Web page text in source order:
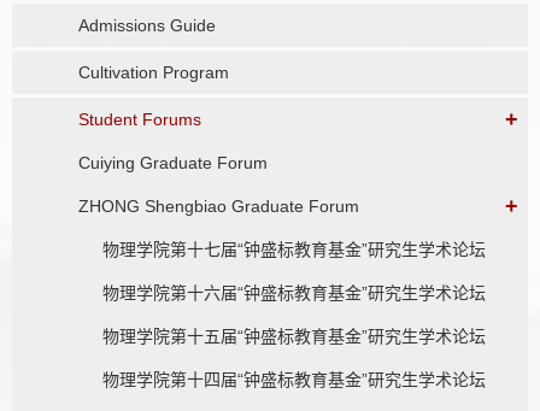
Admissions Guide
Cultivation Program
Student Forums +
Cuiying Graduate Forum
ZHONG Shengbiao Graduate Forum +
物理学院第十七届“钟盛标教育基金”研究生学术论坛
物理学院第十六届“钟盛标教育基金”研究生学术论坛
物理学院第十五届“钟盛标教育基金”研究生学术论坛
物理学院第十四届“钟盛标教育基金”研究生学术论坛